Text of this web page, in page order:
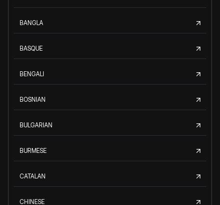
BANGLA
BASQUE
BENGALI
BOSNIAN
BULGARIAN
BURMESE
CATALAN
CHINESE